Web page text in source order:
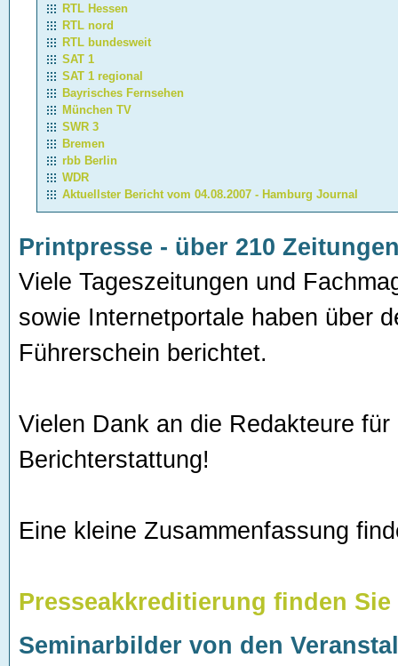
RTL Hessen
RTL nord
RTL bundesweit
SAT 1
SAT 1 regional
Bayrisches Fernsehen
München TV
SWR 3
Bremen
rbb Berlin
WDR
Aktuellster Bericht vom 04.08.2007 - Hamburg Journal
Printpresse - über 210
Viele Tageszeitungen und
sowie Internetportale haben über
Führerschein berichtet.
Vielen Dank an die Redakteure für
Berichterstattung!
Eine kleine Zusammenfassung
Presseakkreditierung finden
Seminarbilder von den